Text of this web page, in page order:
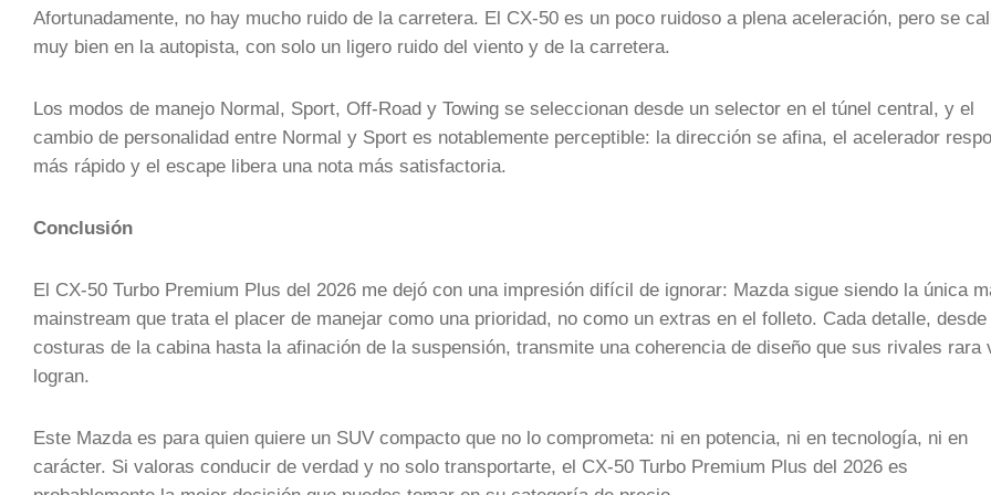
Afortunadamente, no hay mucho ruido de la carretera. El CX-50 es un poco ruidoso a plena aceleración, pero se
muy bien en la autopista, con solo un ligero ruido del viento y de la carretera.
Los modos de manejo Normal, Sport, Off-Road y Towing se seleccionan desde un selector en el túnel central, y el
cambio de personalidad entre Normal y Sport es notablemente perceptible: la dirección se afina, el acelerador
más rápido y el escape libera una nota más satisfactoria.
Conclusión
El CX-50 Turbo Premium Plus del 2026 me dejó con una impresión difícil de ignorar: Mazda sigue siendo la única
mainstream que trata el placer de manejar como una prioridad, no como un extras en el folleto. Cada detalle, desde
costuras de la cabina hasta la afinación de la suspensión, transmite una coherencia de diseño que sus rivales rara
logran.
Este Mazda es para quien quiere un SUV compacto que no lo comprometa: ni en potencia, ni en tecnología, ni en
carácter. Si valoras conducir de verdad y no solo transportarte, el CX-50 Turbo Premium Plus del 2026 es